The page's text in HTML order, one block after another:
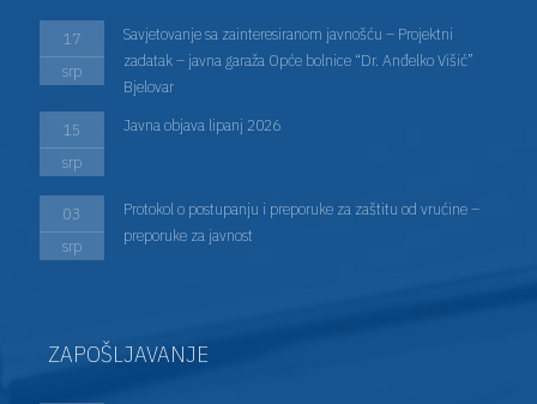
17
srp
Savjetovanje sa zainteresiranom javnošću – Projektni
zadatak – javna garaža Opće bolnice “Dr. Anđelko Višić”
Bjelovar
15
srp
Javna objava lipanj 2026
03
srp
Protokol o postupanju i preporuke za zaštitu od vrućine –
preporuke za javnost
ZAPOŠLJAVANJE